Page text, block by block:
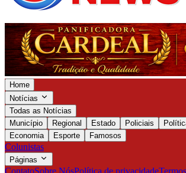
Home
Notícias
Todas as Notícias
Município
Regional Estado Policiais
Economia
Esporte Famosos
Colunistas
Páginas
ContatoSobre NósPolítica de privacidade